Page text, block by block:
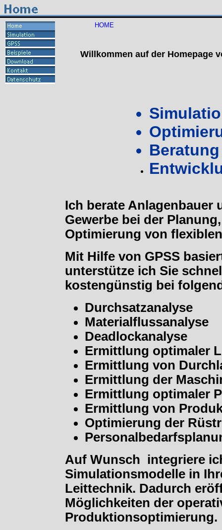
HOME
Willkommen auf der Homepage
Beratung
Ich berate Anlagenbauer
Gewerbe bei der
Optimierung von
Mit Hilfe von GPSS
unterstütze ich Sie
kostengünstig bei
Durchsatzanalyse
Materialflussanalyse
Deadlockanalyse
Ermittlung optimaler
Ermittlung von
Ermittlung der
Ermittlung optimaler
Ermittlung von
Optimierung der
Auf Wunsch integriere
Simulationsmodelle in
Leittechnik. Dadurch
Möglichkeiten der
Produktionsoptimierung.